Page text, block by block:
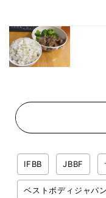
IFBB JBBF
ベストボディジャパン